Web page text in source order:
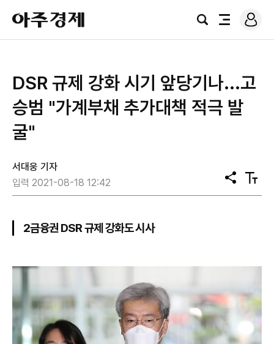
아
주
경
검
전
로
그
DSR 규제 강화 시기 앞당기나...고
승범 "가계부채 추가대책 적극 발
굴"
서대웅 기자
입력 2021-08-18 12:42
공
유
텍
스
2금융권 DSR 규제 강화도 시사